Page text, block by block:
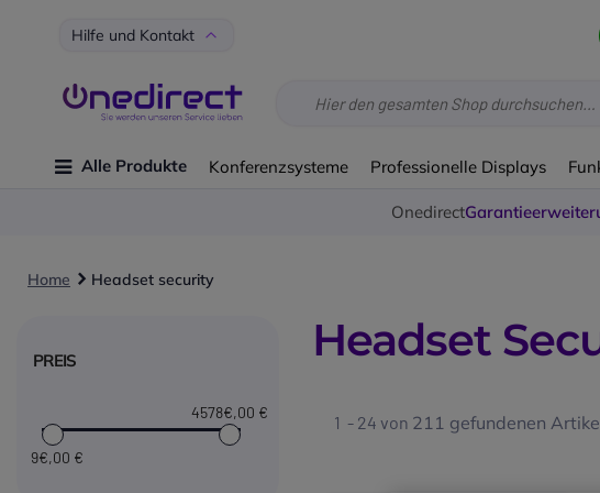
Hilfe und Kontakt
Alle Produkte Konferenzsysteme Professionelle Displays
Onedirect
Home Headset security
PREIS
9€,00 €
4578€,00 €
Headset
1 - 24 von 211 gefundenen